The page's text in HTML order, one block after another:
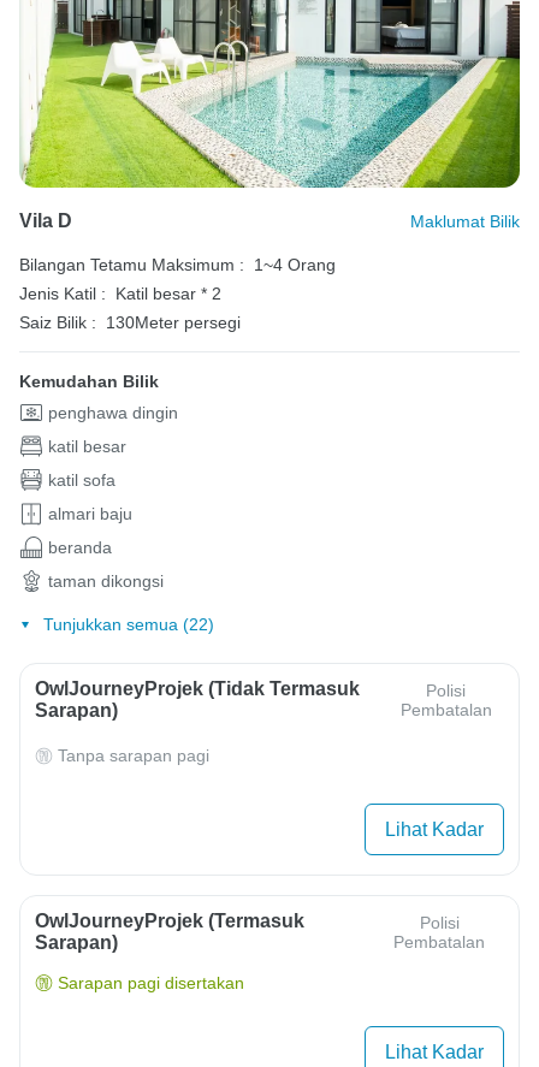
Vila D Maklumat Bilik
Bilangan Tetamu Maksimum :
1~4 Orang
Jenis Katil :
Katil besar * 2
Saiz Bilik :
130Meter persegi
Kemudahan Bilik
penghawa dingin
katil besar
katil sofa
almari baju
beranda
taman dikongsi
Tunjukkan semua (22)
OwlJourneyProjek (Tidak Termasuk
Sarapan)
Polisi
Pembatalan
Tanpa sarapan pagi
Lihat Kadar
OwlJourneyProjek (Termasuk
Sarapan)
Polisi
Pembatalan
Sarapan pagi disertakan
Lihat Kadar